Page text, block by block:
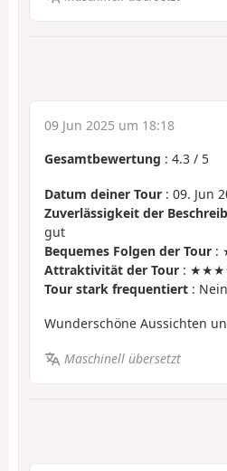
09 Jun 2025 um 18:18
Gesamtbewertung : 4.3 / 5
Datum deiner Tour : 09. Jun
Zuverlässigkeit der
gut
Bequemes Folgen der Tour :
Attraktivität der Tour :
Tour stark frequentiert : Nein
Wunderschöne Aussichten
Maschinell übersetzt